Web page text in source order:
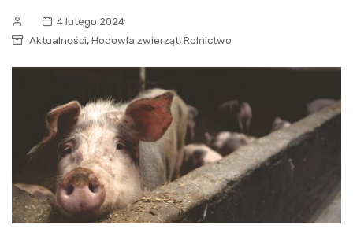
4 lutego 2024
Aktualności, Hodowla zwierząt, Rolnictwo